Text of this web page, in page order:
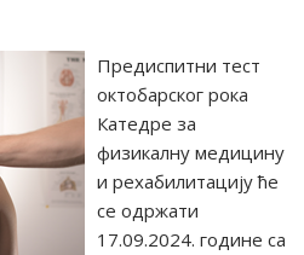
Предиспитни тест
октобарског рока
Катедре за
физикалну медицину
и рехабилитацију ће
се одржати
17.09.2024. године са